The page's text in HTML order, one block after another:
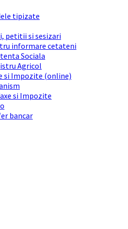
tipizate
petitii si sesizari
informare cetateni
Sociala
Agricol
si Impozite (online)
si Impozite
bancar